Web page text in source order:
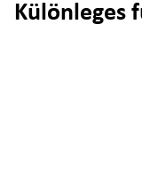
Különleges